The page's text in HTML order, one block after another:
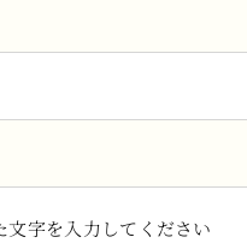
文字を入力してください